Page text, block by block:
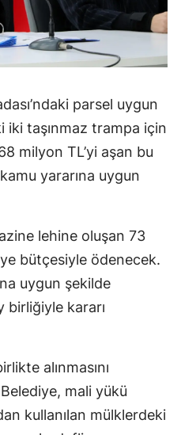
parsel uygun
iki taşınmaz trampa için
milyon TL’yi aşan bu
yararına uygun
lehine oluşan 73
bütçesiyle ödenecek.
uygun şekilde
birliğiyle kararı
alınmasını
mali yükü
kullanılan mülklerdeki